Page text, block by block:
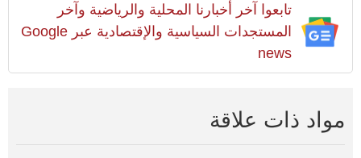
تابعوا آخر أخبارنا المحلية والرياضية وآخر
المستجدات السياسية والإقتصادية عبر Google
news
مواد ذات علاقة